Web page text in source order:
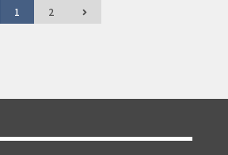
1
2